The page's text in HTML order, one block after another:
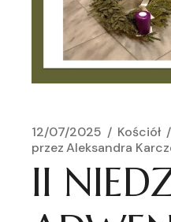
12/07/2025
Kościół
przez Aleksandra
II